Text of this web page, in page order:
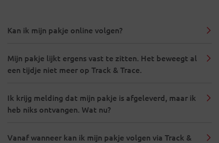
Kan ik mijn pakje online volgen?
Mijn pakje lijkt ergens vast te zitten. Het beweegt al
een tijdje niet meer op Track & Trace.
Ik krijg melding dat mijn pakje is afgeleverd, maar ik
heb niks ontvangen. Wat nu?
Vanaf wanneer kan ik mijn pakje volgen via Track &